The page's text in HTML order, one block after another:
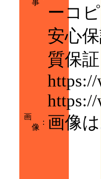
事
ーコ
安心
質保証
画
像
： 画像